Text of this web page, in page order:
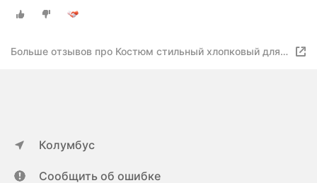
Больше отзывов про Костюм стильный хлопковый для
Колумбус
Сообщить об ошибке